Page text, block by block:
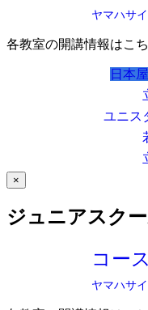
ヤマハサ
各教室の開講情報はこ
日本
ユニス
×
ジュニアスク
コー
ヤマハサ